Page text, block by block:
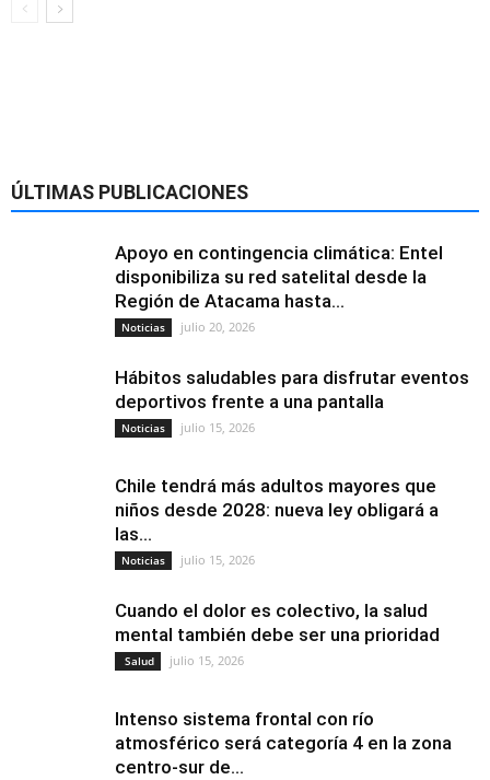
ÚLTIMAS PUBLICACIONES
Apoyo en contingencia climática: Entel
disponibiliza su red satelital desde la
Región de Atacama hasta...
Noticias julio 20, 2026
Hábitos saludables para disfrutar eventos
deportivos frente a una pantalla
Noticias julio 15, 2026
Chile tendrá más adultos mayores que
niños desde 2028: nueva ley obligará a
las...
Noticias julio 15, 2026
Cuando el dolor es colectivo, la salud
mental también debe ser una prioridad
Salud julio 15, 2026
Intenso sistema frontal con río
atmosférico será categoría 4 en la zona
centro-sur de...